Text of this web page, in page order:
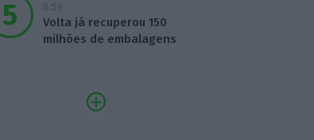
8:59
Volta já recuperou 150
milhões de embalagens